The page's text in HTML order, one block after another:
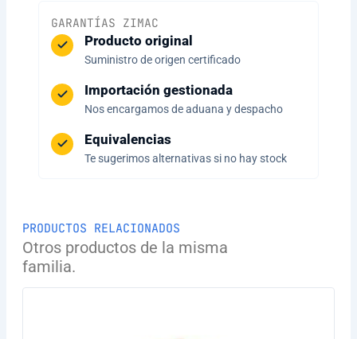
GARANTÍAS ZIMAC
Producto original
Suministro de origen certificado
Importación gestionada
Nos encargamos de aduana y despacho
Equivalencias
Te sugerimos alternativas si no hay stock
PRODUCTOS RELACIONADOS
Otros productos de la misma
familia.